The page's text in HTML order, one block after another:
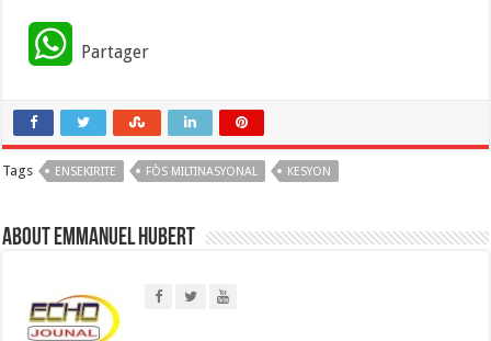
W
a
t
p
Partager
Tags ENSEKIRITE FÒS MILTINASYONAL KESYON
About Emmanuel Hubert